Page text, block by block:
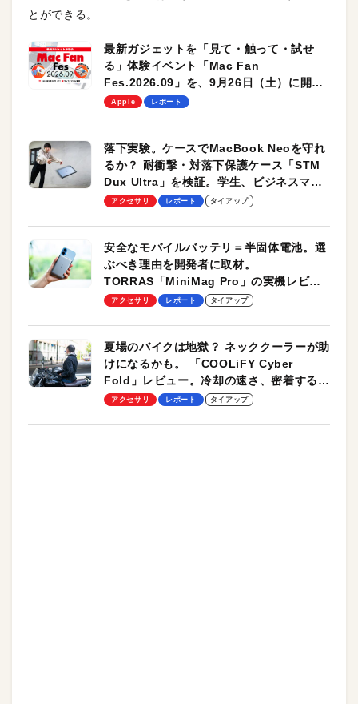
とができる。
最新ガジェットを「見て・触って・試せ
る」体験イベント「Mac Fan
Fes.2026.09」を、9月26日（土）に開催
します！
Apple レポート
落下実験。ケースでMacBook Neoを守れ
るか？ 耐衝撃・対落下保護ケース「STM
Dux Ultra」を検証。学生、ビジネスマン
のモバイルユースに最適！
アクセサリ レポート タイアップ
安全なモバイルバッテリ＝半固体電池。選
ぶべき理由を開発者に取材。
TORRAS「MiniMag Pro」の実機レビュ
ーも
アクセサリ レポート タイアップ
夏場のバイクは地獄？ ネッククーラーが助
けになるかも。 「COOLiFY Cyber
Fold」レビュー。冷却の速さ、密着する冷
却プレート、シンプルな操作性がグッド！
アクセサリ レポート タイアップ